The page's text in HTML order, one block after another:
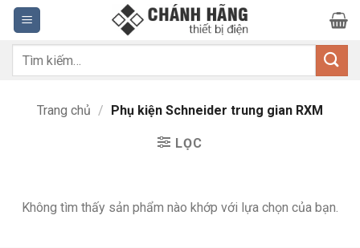
Bỏ
qua
nội
dung
Tìm
Trang chủ / Phụ kiện Schneider trung gian RXM
LỌC
Không tìm thấy sản phẩm nào khớp với lựa chọn của bạn.